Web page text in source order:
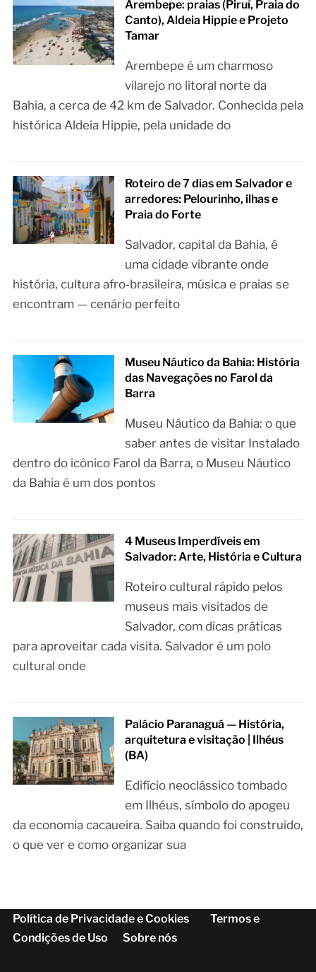
Arembepe: praias (Piruí, Praia do
Canto), Aldeia Hippie e Projeto
Tamar
Arembepe é um charmoso
vilarejo no litoral norte da
Bahia, a cerca de 42 km de Salvador. Conhecida pela
histórica Aldeia Hippie, pela unidade do
Roteiro de 7 dias em Salvador e
arredores: Pelourinho, ilhas e
Praia do Forte
Salvador, capital da Bahia, é
uma cidade vibrante onde
história, cultura afro‑brasileira, música e praias se
encontram — cenário perfeito
Museu Náutico da Bahia: História
das Navegações no Farol da
Barra
Museu Náutico da Bahia: o que
saber antes de visitar Instalado
dentro do icônico Farol da Barra, o Museu Náutico
da Bahia é um dos pontos
4 Museus Imperdíveis em
Salvador: Arte, História e Cultura
Roteiro cultural rápido pelos
museus mais visitados de
Salvador, com dicas práticas
para aproveitar cada visita. Salvador é um polo
cultural onde
Palácio Paranaguá — História,
arquitetura e visitação | Ilhéus
(BA)
Edifício neoclássico tombado
em Ilhéus, símbolo do apogeu
da economia cacaueira. Saiba quando foi construído,
o que ver e como organizar sua
Política de Privacidade e Cookies
Termos e
Condições de Uso
Sobre nós